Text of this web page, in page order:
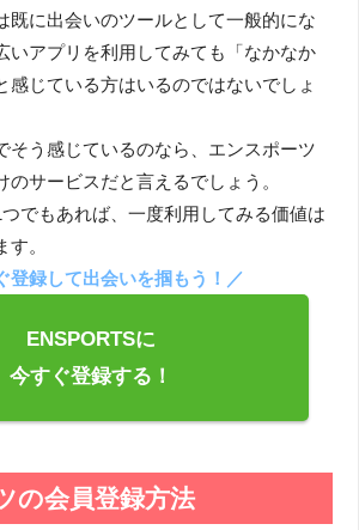
既に出会いのツールとして一般的にな
いアプリを利用してみても「なかなか
感じている方はいるのではないでしょ
そう感じているのなら、エンスポーツ
のサービスだと言えるでしょう。
でもあれば、一度利用してみる価値は
。
登録して出会いを掴もう！／
ENSPORTSに
今すぐ登録する！
の会員登録方法